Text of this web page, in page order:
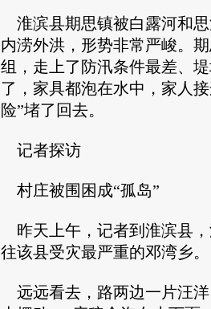
淮滨县期思镇被白露河和
内涝外洪，形势非常严峻。
组，走上了防汛条件最差、
了，家具都泡在水中，家人
险”堵了回去。
记者探访
村庄被围困成“孤岛”
昨天上午，记者到淮滨县
往该县受灾最严重的邓湾乡
远远看去，路两边一片汪